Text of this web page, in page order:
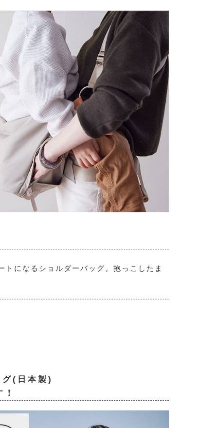
になるショルダーバッグ。抱っこしたま
(日本製)